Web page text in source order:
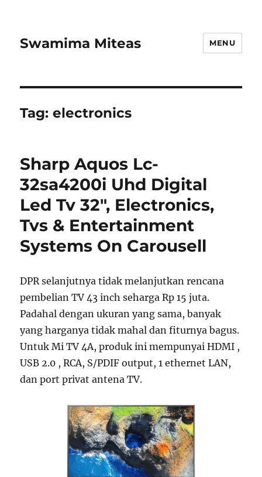
Swamima Miteas MENU
Tag:electronics
Sharp Aquos Lc-
32sa4200i Uhd Digital
Led Tv 32″, Electronics,
Tvs & Entertainment
Systems On Carousell
DPR selanjutnya tidak melanjutkan rencana
pembelian TV 43 inch seharga Rp 15 juta.
Padahal dengan ukuran yang sama, banyak
yang harganya tidak mahal dan fiturnya bagus.
Untuk Mi TV 4A, produk ini mempunyai HDMI ,
USB 2.0 , RCA, S/PDIF output, 1 ethernet LAN,
dan port privat antena TV.